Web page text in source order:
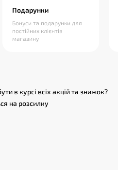
Подарунки
Бонуси та подарунки для
постійних клієнтів
магазину
в курсі всіх акцій та знижок?
на розсилку